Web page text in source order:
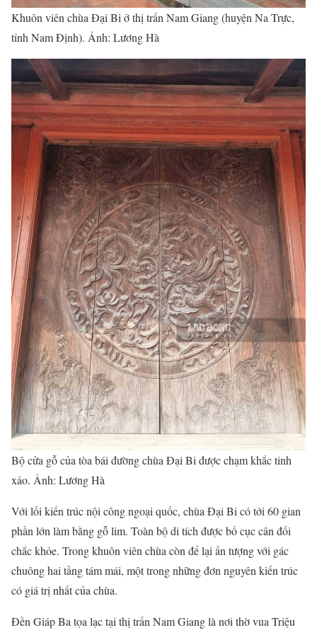
Khuôn viên chùa Đại Bi ở thị trấn Nam Giang (huyện Na Trực,
tỉnh Nam Định). Ảnh: Lương Hà
Bộ cửa gỗ của tòa bái đường chùa Đại Bi được chạm khắc tinh
xảo. Ảnh: Lương Hà
Với lối kiến trúc nội công ngoại quốc, chùa Đại Bi có tới 60 gian
phần lớn làm bằng gỗ lim. Toàn bộ di tích được bố cục cân đối
chắc khỏe. Trong khuôn viên chùa còn để lại ấn tượng với gác
chuông hai tầng tám mái, một trong những đơn nguyên kiến trúc
có giá trị nhất của chùa.
Đền Giáp Ba tọa lạc tại thị trấn Nam Giang là nơi thờ vua Triệu